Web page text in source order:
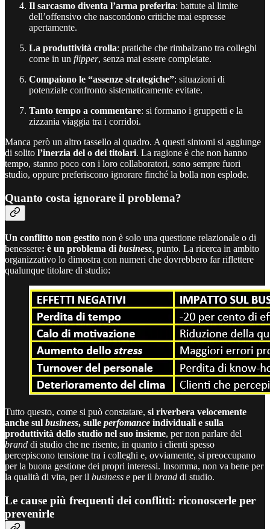
Il sarcasmo diventa l’arma preferita: battute al limite
dell’offensivo che nascondono critiche mai espresse
apertamente.
La produttività crolla: pratiche che rimbalzano tra colleghi
come in un flipper, senza mai essere completate.
Compaiono le “assenze strategiche”: situazioni di
potenziale confronto sistematicamente evitate.
Tanto tempo a commentare: si formano i gruppetti e la
zizzania viaggia tra i corridoi.
Manca però un altro tassello al quadro. A questi sintomi si aggiunge
di solito l’inerzia del o dei titolari. La ragione è che non hanno
tempo, stanno poco con i loro collaboratori, sono sempre fuori
studio, oppure preferiscono ignorare finché la bolla non esplode.
Quanto costa ignorare il problema?
Un conflitto non gestito non è solo una questione relazionale o di
benessere: è un problema di business, punto. La ricerca in ambito
organizzativo lo dimostra con numeri che dovrebbero far riflettere
qualunque titolare di studio:
Tutto questo, come si può constatare, si riverbera velocemente
anche sul business, sulle perfomance individuali e sulla
produttività dello studio nel suo insieme, per non parlare del
brand di studio che ne risente, in quanto i clienti spesso
percepiscono tensione tra i colleghi e, ovviamente, si preoccupano
per la buona gestione dei propri interessi. Insomma, non va bene per
la qualità di vita, per il business e per il brand di studio.
Le cause più frequenti dei conflitti: riconoscerle per
prevenirle